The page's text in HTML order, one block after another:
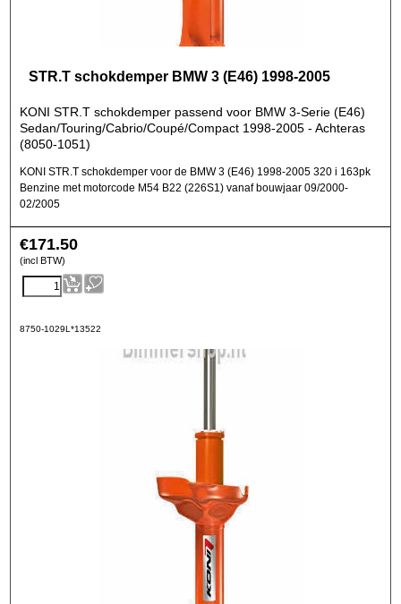
STR.T schokdemper BMW 3 (E46) 1998-2005
KONI STR.T schokdemper passend voor BMW 3-Serie (E46)
Sedan/Touring/Cabrio/Coupé/Compact 1998-2005 - Achteras
(8050-1051)
KONI STR.T schokdemper voor de BMW 3 (E46) 1998-2005 320 i 163pk
Benzine met motorcode M54 B22 (226S1) vanaf bouwjaar 09/2000-
02/2005
€171.50
(incl BTW)
8750-1029L*13522